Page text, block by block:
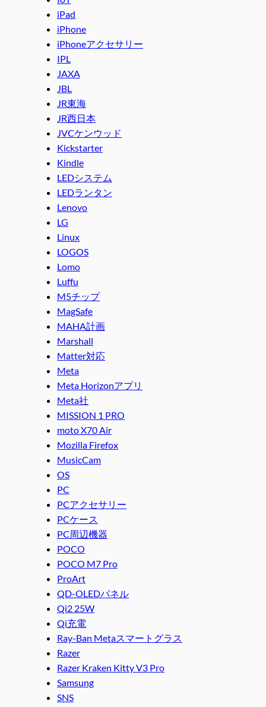
iPad
iPhone
iPhoneアクセサリー
IPL
JAXA
JBL
JR東海
JR西日本
JVCケンウッド
Kickstarter
Kindle
LEDシステム
LEDランタン
Lenovo
LG
Linux
LOGOS
Lomo
Luffu
M5チップ
MagSafe
MAHA計画
Marshall
Matter対応
Meta
Meta Horizonアプリ
Meta社
MISSION 1 PRO
moto X70 Air
Mozilla Firefox
MusicCam
OS
PC
PCアクセサリー
PCケース
PC周辺機器
POCO
POCO M7 Pro
ProArt
QD-OLEDパネル
Qi2 25W
Qi充電
Ray-Ban Metaスマートグラス
Razer
Razer Kraken Kitty V3 Pro
Samsung
SNS